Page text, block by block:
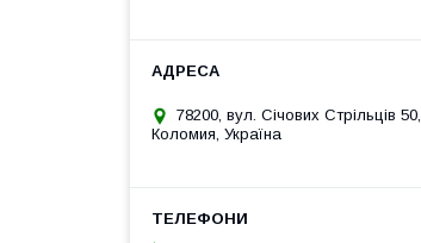
78200, вул. Січових Стрільців 50,
Коломия, Україна